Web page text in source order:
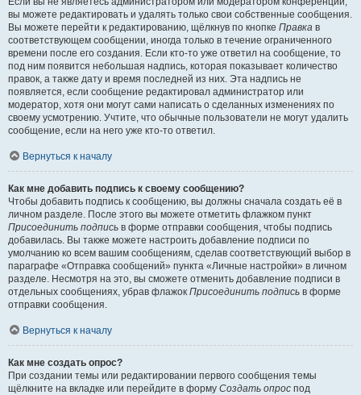
вы можете редактировать и удалять только свои собственные сообщения.
Вы можете перейти к редактированию, щёлкнув по кнопке Правка в
соответствующем сообщении, иногда только в течение ограниченного
времени после его создания. Если кто-то уже ответил на сообщение, то
под ним появится небольшая надпись, которая показывает количество
правок, а также дату и время последней из них. Эта надпись не
появляется, если сообщение редактировал администратор или
модератор, хотя они могут сами написать о сделанных изменениях по
своему усмотрению. Учтите, что обычные пользователи не могут удалить
сообщение, если на него уже кто-то ответил.
Вернуться к началу
Как мне добавить подпись к своему сообщению?
Чтобы добавить подпись к сообщению, вы должны сначала создать её в
личном разделе. После этого вы можете отметить флажком пункт
Присоединить подпись в форме отправки сообщения, чтобы подпись
добавилась. Вы также можете настроить добавление подписи по
умолчанию ко всем вашим сообщениям, сделав соответствующий выбор в
параграфе «Отправка сообщений» пункта «Личные настройки» в личном
разделе. Несмотря на это, вы сможете отменить добавление подписи в
отдельных сообщениях, убрав флажок Присоединить подпись в форме
отправки сообщения.
Вернуться к началу
Как мне создать опрос?
При создании темы или редактировании первого сообщения темы
щёлкните на вкладке или перейдите в форму Создать опрос под